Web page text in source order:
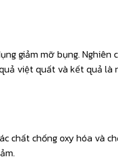
giảm mỡ bụng.
việt quất và kết quả
chống oxy hóa và